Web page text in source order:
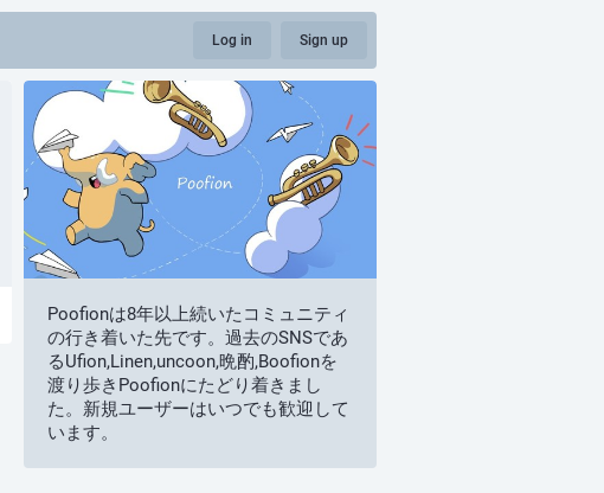
Log in Sign up
Poofionは8年以上続いたコミュニティ
の行き着いた先です。過去のSNSであ
るUfion,Linen,uncoon,晩酌,Boofionを
渡り歩きPoofionにたどり着きまし
た。新規ユーザーはいつでも歓迎して
います。